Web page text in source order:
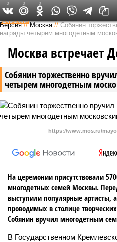
Версия //Москва //Собянин
награды четырем многодетным
Собянин торжественно
четырем многодетным
Москва встречает
https://www.mos.ru/
На церемонии присутствовали
многодетных семей Москвы.
выступили популярные артисты,
проводимых в столице
Собянин вручил многодетным
В Государственном
0 0 0